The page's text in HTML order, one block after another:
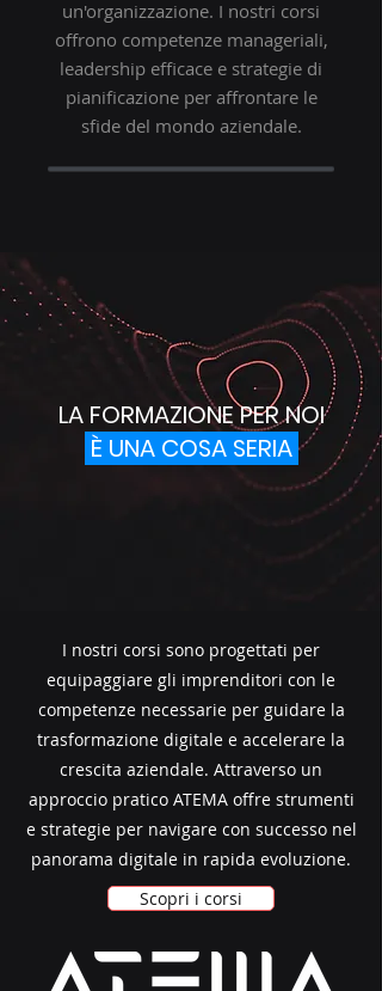
un'organizzazione. I nostri corsi
offrono competenze manageriali,
leadership efficace e strategie di
pianificazione per affrontare le
sfide del mondo aziendale.
LA FORMAZIONE PER NOI
È UNA COSA SERIA
I nostri corsi sono progettati per
equipaggiare gli imprenditori con le
competenze necessarie per guidare la
trasformazione digitale e accelerare la
crescita aziendale. Attraverso un
approccio pratico ATEMA offre strumenti
e strategie per navigare con successo nel
panorama digitale in rapida evoluzione.
Scopri i corsi